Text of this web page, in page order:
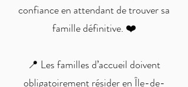
confiance en attendant de trouver sa
famille définitive. ❤️
📍 Les familles d’accueil doivent
obligatoirement résider en Île-de-